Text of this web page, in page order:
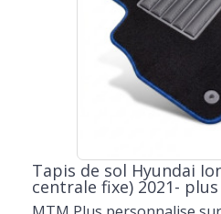
Tapis de sol Hyundai
centrale fixe) 2021- plus